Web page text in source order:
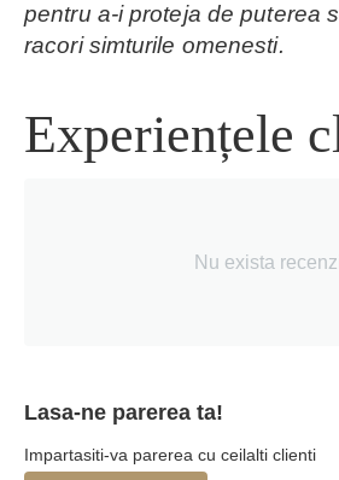
pentru a-i proteja de puterea
racori simturile omenesti.
Experiențele
Nu exista
Lasa-ne parerea ta!
Impartasiti-va parerea cu ceilalti clienti